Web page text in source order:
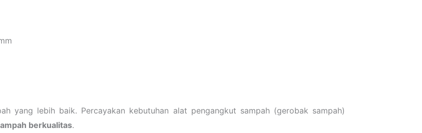
yang lebih baik. Percayakan kebutuhan alat pengangkut sampah (gerobak sampah)
berkualitas.